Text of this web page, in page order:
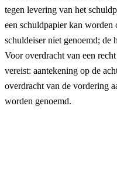
tegen levering van het
een schuldpapier kan worden
schuldeiser niet genoemd; de
Voor overdracht van een
vereist: aantekening op de
overdracht van de vordering
worden genoemd.